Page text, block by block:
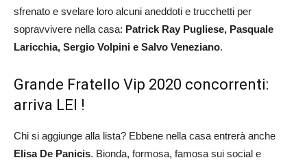
sfrenato e svelare loro alcuni aneddoti e trucchetti per
sopravvivere nella casa: Patrick Ray Pugliese, Pasquale
Laricchia, Sergio Volpini e Salvo Veneziano.
Grande Fratello Vip 2020 concorrenti:
arriva LEI !
Chi si aggiunge alla lista? Ebbene nella casa entrerà anche
Elisa De Panicis. Bionda, formosa, famosa sui social e